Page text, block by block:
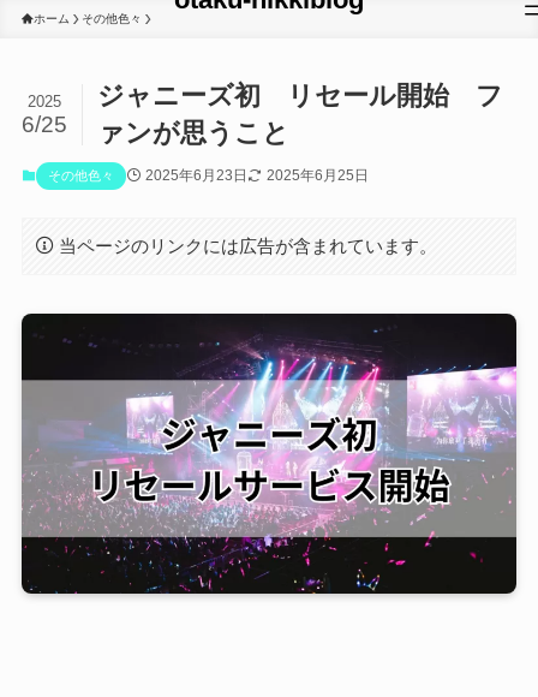
ホーム その他色々
ジャニーズ初 リセール開始 フ
ァンが思うこと
2025
6/25
その他色々 2025年6月23日 2025年6月25日
当ページのリンクには広告が含まれています。